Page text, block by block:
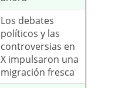
Los debates
políticos y las
controversias en
X impulsaron una
migración fresca